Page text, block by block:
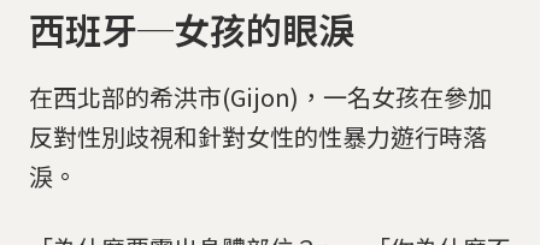
西班牙─女孩的眼淚
在西北部的希洪市(Gijon)，一名女孩在參加
反對性別歧視和針對女性的性暴力遊行時落
淚。